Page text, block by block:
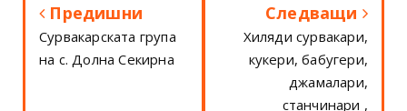
Предишни
Сурвакарската група
на с. Долна Секирна
Следващи
Хиляди сурвакари,
кукери, бабугери,
джамалари,
станчинари ,